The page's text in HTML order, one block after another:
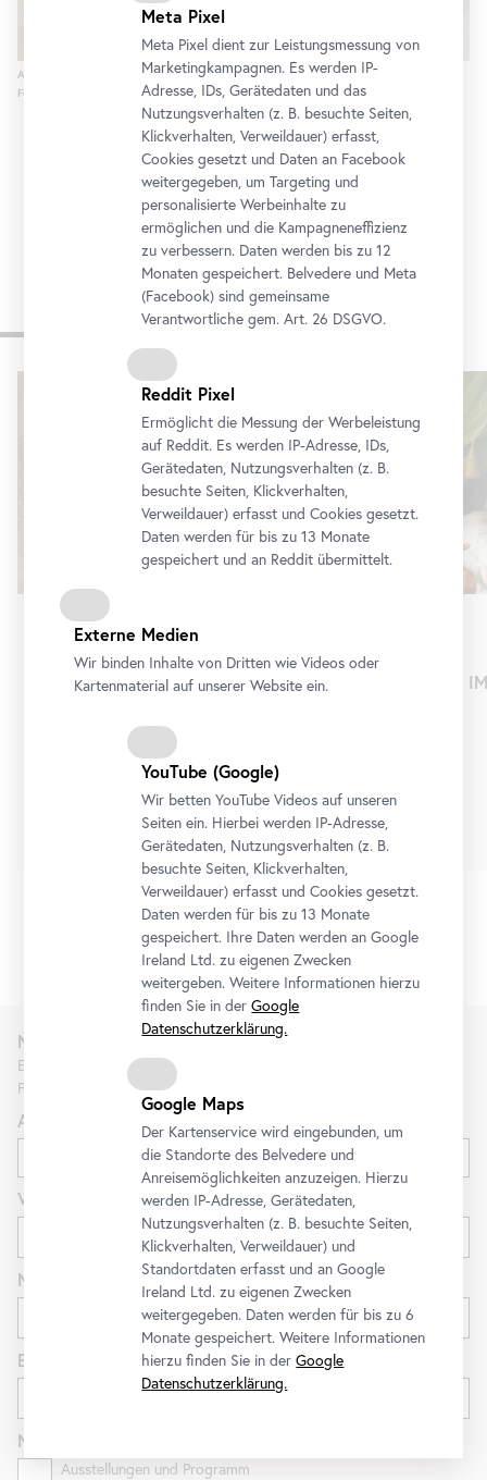
Ausstellungsansicht Carlone Contemporary: David Zink Yi
Foto: Johannes Stoll © Belvedere, Wien
Weitere Ausstellungen
Dauerausstellung
Schau!
Dauerausstellung
Tickets
1/3
Newsletter
Erfahren Sie als Erste*r über neue Ausstellungen, Workshops,
Führungen und Aktionen des Belvedere.
Anrede
Vorname
Nachname
E-Mail
Newsletter
Ausstellungen und Programm
Meta Pixel
Meta Pixel dient zur Leistungsmessung von
Marketingkampagnen. Es werden IP-
Adresse, IDs, Gerätedaten und das
Nutzungsverhalten (z. B. besuchte Seiten,
Klickverhalten, Verweildauer) erfasst,
Cookies gesetzt und Daten an Facebook
weitergegeben, um Targeting und
personalisierte Werbeinhalte zu
ermöglichen und die Kampagneneffizienz
zu verbessern. Daten werden bis zu 12
Monaten gespeichert. Belvedere und Meta
(Facebook) sind gemeinsame
Verantwortliche gem.Art. 26 DSGVO.
Reddit Pixel
Ermöglicht die Messung der Werbeleistung
auf Reddit. Es werden IP-Adresse, IDs,
Gerätedaten, Nutzungsverhalten (z. B.
besuchte Seiten, Klickverhalten,
Verweildauer) erfasst und Cookies gesetzt.
Daten werden für bis zu 13 Monate
gespeichert und an Reddit übermittelt.
Externe Medien
Wir binden Inhalte von Dritten wie Videos oder
Kartenmaterial auf unserer Website ein.
YouTube (Google)
Wir bettenYouTube Videos auf unseren
Seiten ein. Hierbei werden IP-Adresse,
Gerätedaten, Nutzungsverhalten (z. B.
besuchte Seiten, Klickverhalten,
Verweildauer) erfasst und Cookies gesetzt.
Daten werden für bis zu 13 Monate
gespeichert. Ihre Daten werden an Google
Ireland Ltd. zu eigenen Zwecken
weitergeben. Weitere Informationen hierzu
finden Sie in derGoogle
Datenschutzerklärung.
Google Maps
Der Kartenservice wird eingebunden, um
die Standorte des Belvedere und
Anreisemöglichkeiten anzuzeigen. Hierzu
werden IP-Adresse, Gerätedaten,
Nutzungsverhalten (z. B. besuchte Seiten,
Klickverhalten, Verweildauer) und
Standortdaten erfasst und an Google
Ireland Ltd. zu eigenen Zwecken
weitergegeben. Daten werden für bis zu 6
Monate gespeichert. Weitere Informationen
hierzu finden Sie in derGoogle
Datenschutzerklärung.